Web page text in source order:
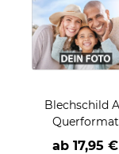
Blechschild A4
Querformat
ab 17,95 €